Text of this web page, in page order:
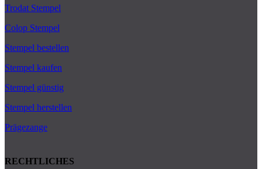
Trodat Stempel
Colop Stempel
Stempel bestellen
Stempel kaufen
Stempel günstig
Stempel herstellen
Prägezange
RECHTLICHES